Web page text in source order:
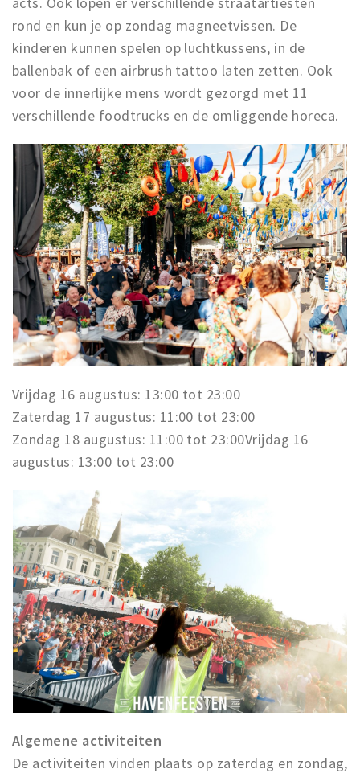
rond en kun je op zondag magneetvissen. De
kinderen kunnen spelen op luchtkussens, in de
ballenbak of een airbrush tattoo laten zetten. Ook
voor de innerlijke mens wordt gezorgd met 11
verschillende foodtrucks en de omliggende horeca.
Vrijdag 16 augustus: 13:00 tot 23:00
Zaterdag 17 augustus: 11:00 tot 23:00
Zondag 18 augustus: 11:00 tot 23:00Vrijdag 16
augustus: 13:00 tot 23:00
Algemene activiteiten
De activiteiten vinden plaats op zaterdag en zondag,